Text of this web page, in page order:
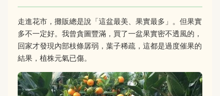
走進花市，攤販總是說「這盆最美、果實最多」。但果實
多不一定好。我曾貪圖豐滿，買了一盆果實密不透風的，
回家才發現內部枝條孱弱，葉子稀疏，這都是過度催果的
結果，植株元氣已傷。